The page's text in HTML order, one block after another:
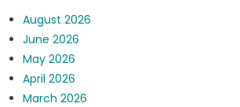
August 2026
June 2026
May 2026
April 2026
March 2026